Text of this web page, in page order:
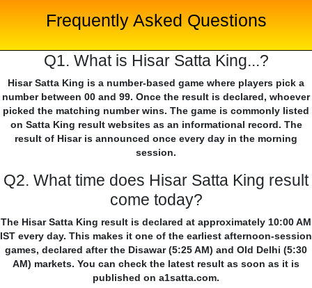
Frequently Asked Questions
Q1. What is Hisar Satta King...?
Hisar Satta King is a number-based game where players pick a
number between 00 and 99. Once the result is declared, whoever
picked the matching number wins. The game is commonly listed
on Satta King result websites as an informational record. The
result of Hisar is announced once every day in the morning
session.
Q2. What time does Hisar Satta King result
come today?
The Hisar Satta King result is declared at approximately 10:00 AM
IST every day. This makes it one of the earliest afternoon-session
games, declared after the Disawar (5:25 AM) and Old Delhi (5:30
AM) markets. You can check the latest result as soon as it is
published on a1satta.com.